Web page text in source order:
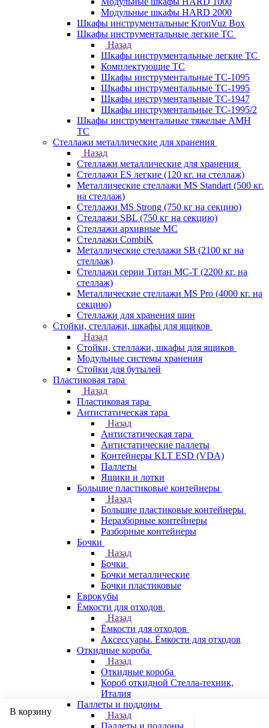
Модульные шкафы HARD 2000
Шкафы инструментальные KronVuz Box
Шкафы инструментальные легкие ТС
Назад
Шкафы инструментальные легкие ТС
Комплектующие ТС
Шкафы инструментальные TC-1095
Шкафы инструментальные TC-1995
Шкафы инструментальные ТС-1947
Шкафы инструментальные ТС-1995/2
Шкафы инструментальные тяжелые AMH
TC
Стеллажи металлические для хранения
Назад
Стеллажи металлические для хранения
Стеллажи ES легкие (120 кг. на стеллаж)
Металлические стеллажи MS Standart (500 кг.
на стеллаж)
Стеллажи MS Strong (750 кг на секцию)
Стеллажи SBL (750 кг на секцию)
Стеллажи архивные МС
Стеллажи CombiK
Металлические стеллажи SB (2100 кг на
стеллаж)
Стеллажи серии Титан МС-Т (2200 кг. на
стеллаж)
Металлические стеллажи MS Pro (4000 кг. на
секцию)
Стеллажи для хранения шин
Стойки, стеллажи, шкафы для ящиков
Назад
Стойки, стеллажи, шкафы для ящиков
Модульные системы хранения
Стойки для бутылей
Пластиковая тара
Назад
Пластиковая тара
Антистатическая тара
Назад
Антистатическая тара
Антистатические паллеты
Контейнеры KLT ESD (VDA)
Паллеты
Ящики и лотки
Большие пластиковые контейнеры
Назад
Большие пластиковые контейнеры
Неразборные контейнеры
Разборные контейнеры
Бочки
Назад
Бочки
Бочки металлические
Бочки пластиковые
Еврокубы
Ёмкости для отходов
Назад
Ёмкости для отходов
Аксессуары. Ёмкости для отходов
Откидные короба
Назад
Откидные короба
Короб откидной Стелла-техник,
Италия
Паллеты и поддоны
Назад
Паллеты и поддоны
В корзину